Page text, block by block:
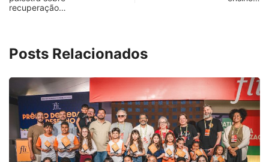
recuperação…
Posts Relacionados